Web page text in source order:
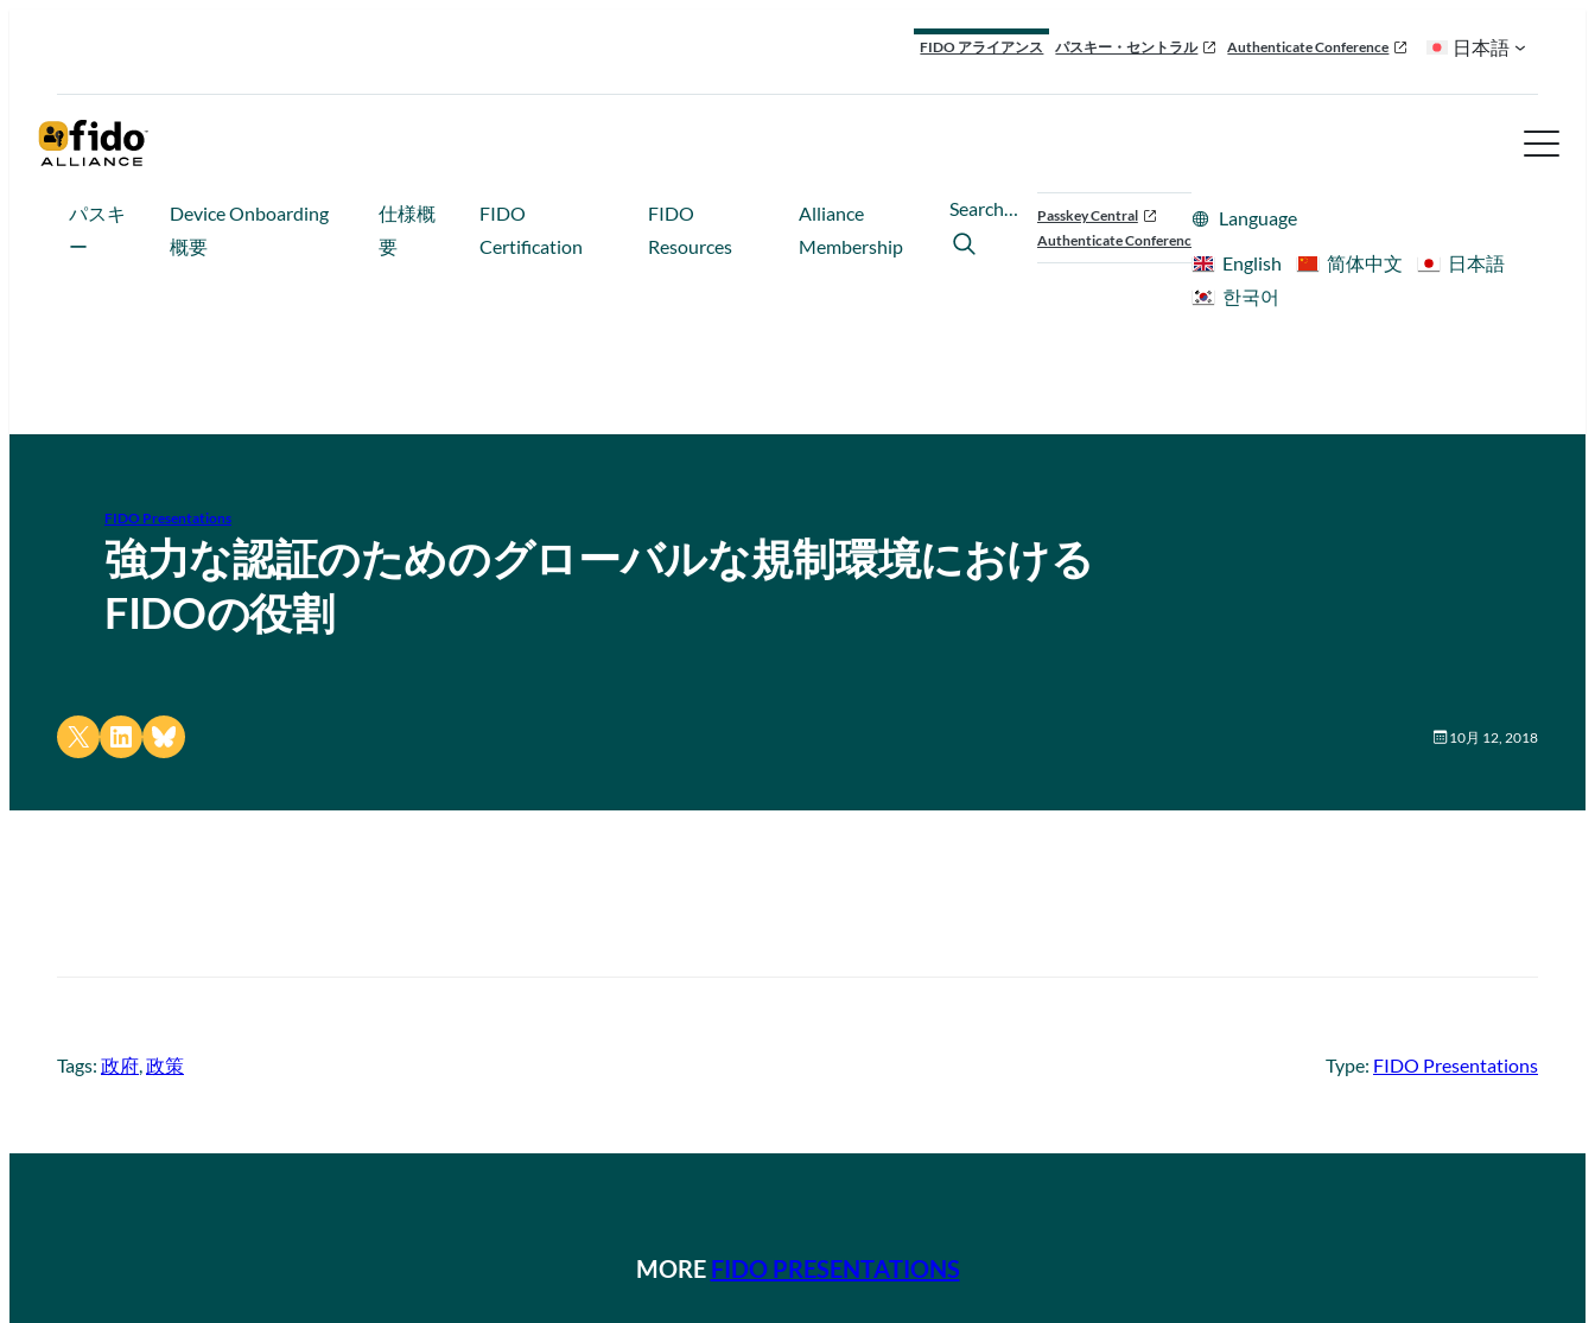
FIDO アライアンス パスキー・セントラル Authenticate Conference 日本語
パスキ
ー
Device Onboarding
概要
仕様概
要
FIDO
Certification
FIDO
Resources
Alliance
Membership
Search…
Passkey Central
Authenticate Conference
Language
English
简体中文
日本語
한국어
FIDO Presentations
強力な認証のためのグローバルな規制環境における
FIDOの役割
Share on X Share on LinkedIn
Share on Bluesky 10月 12, 2018
Tags: 政府, 政策 Type: FIDO Presentations
MORE FIDO PRESENTATIONS